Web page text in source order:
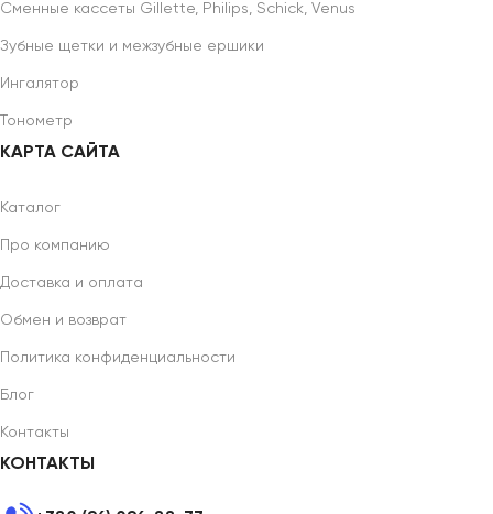
Сменные кассеты Gillette, Philips, Schick, Venus
Зубные щетки и межзубные ершики
Ингалятор
Тонометр
КАРТА САЙТА
Каталог
Про компанию
Доставка и оплата
Обмен и возврат
Политика конфиденциальности
Блог
Контакты
КОНТАКТЫ